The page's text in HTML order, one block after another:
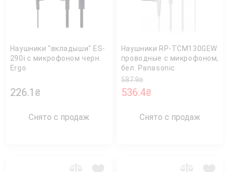
Наушники "вкладыши" ES-
290i с микрофоном черн.
Ergo
226.1 ₴
Снято с продаж
Наушники RP-TCM130GEW
проводные с микрофоном,
бел. Panasonic
587.9₴
536.4₴
Снято с продаж